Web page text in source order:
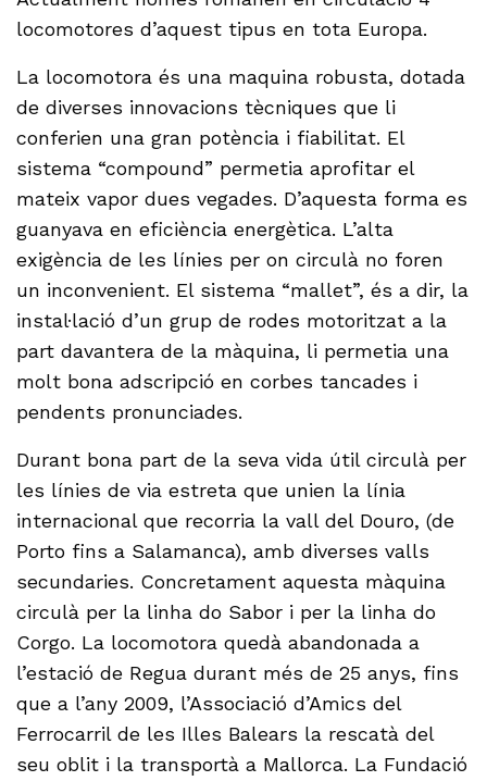
locomotores d’aquest tipus en tota Europa.
La locomotora és una maquina robusta, dotada
de diverses innovacions tècniques que li
conferien una gran potència i fiabilitat. El
sistema “compound” permetia aprofitar el
mateix vapor dues vegades. D’aquesta forma es
guanyava en eficiència energètica. L’alta
exigència de les línies per on circulà no foren
un inconvenient. El sistema “mallet”, és a dir, la
instal·lació d’un grup de rodes motoritzat a la
part davantera de la màquina, li permetia una
molt bona adscripció en corbes tancades i
pendents pronunciades.
Durant bona part de la seva vida útil circulà per
les línies de via estreta que unien la línia
internacional que recorria la vall del Douro, (de
Porto fins a Salamanca), amb diverses valls
secundaries. Concretament aquesta màquina
circulà per la linha do Sabor i per la linha do
Corgo. La locomotora quedà abandonada a
l’estació de Regua durant més de 25 anys, fins
que a l’any 2009, l’Associació d’Amics del
Ferrocarril de les Illes Balears la rescatà del
seu oblit i la transportà a Mallorca. La Fundació